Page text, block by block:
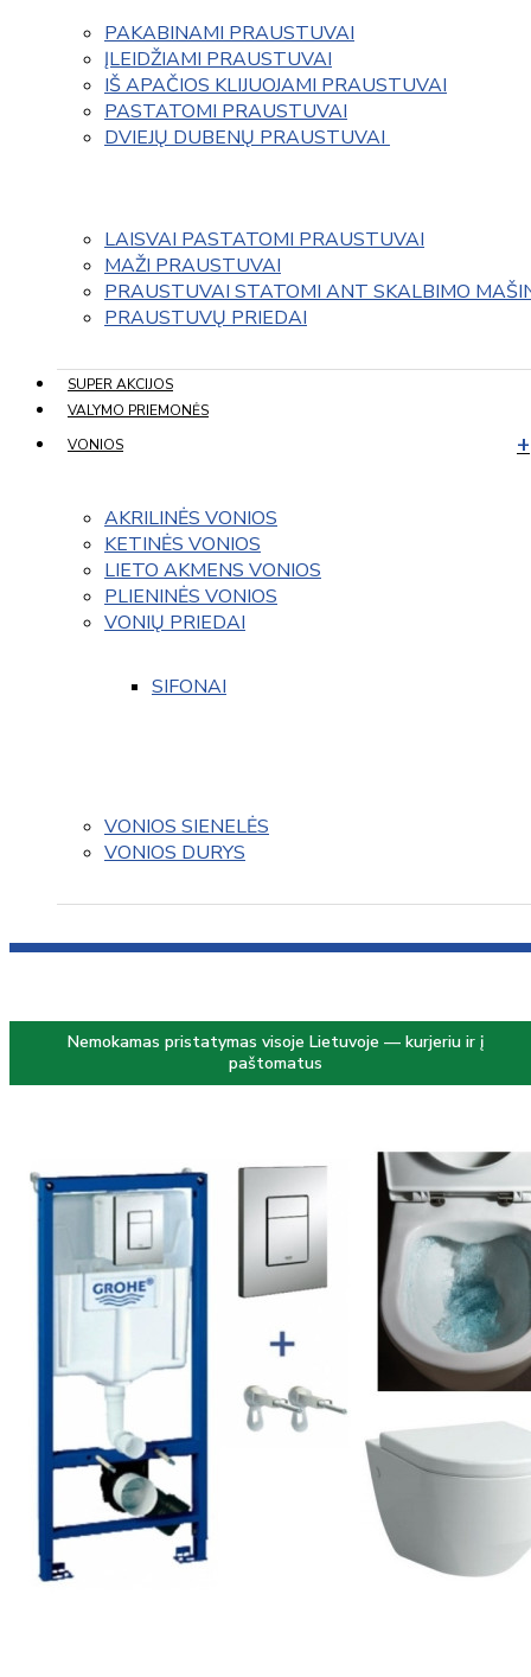
PAKABINAMI PRAUSTUVAI
ĮLEIDŽIAMI PRAUSTUVAI
IŠ APAČIOS KLIJUOJAMI PRAUSTUVAI
PASTATOMI PRAUSTUVAI
DVIEJŲ DUBENŲ PRAUSTUVAI
LAISVAI PASTATOMI PRAUSTUVAI
MAŽI PRAUSTUVAI
PRAUSTUVAI STATOMI ANT SKALBIMO
PRAUSTUVŲ PRIEDAI
SUPER AKCIJOS
VALYMO PRIEMONĖS
VONIOS
AKRILINĖS VONIOS
KETINĖS VONIOS
LIETO AKMENS VONIOS
PLIENINĖS VONIOS
VONIŲ PRIEDAI
SIFONAI
VONIOS SIENELĖS
VONIOS DURYS
Nemokamas pristatymas visoje Lietuvoje — kurjeriu ir į
paštomatus